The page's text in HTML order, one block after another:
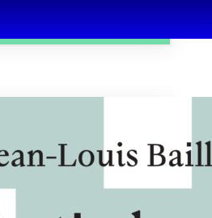
un franc
Bailly, jeune inconnu,
Perec un texte pour
qu’il va créer avec un